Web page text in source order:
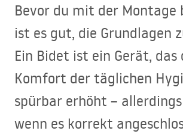
Bevor du mit der Montage
ist es gut, die Grundlagen
Ein Bidet ist ein Gerät, das
Komfort der täglichen
spürbar erhöht –
wenn es korrekt